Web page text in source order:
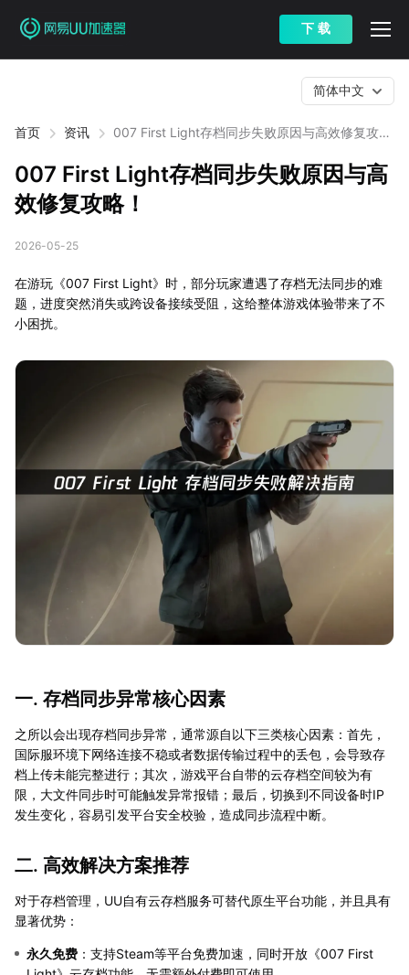
下 载
首页 资讯
007 First Light存档同步失败原因与高效修复攻
简体中文
007 First Light存档同步失败原因与高
效修复攻略！
2026-05-25
在游玩《007 First Light》时，部分玩家遭遇了存档无法同步的难
题，进度突然消失或跨设备接续受阻，这给整体游戏体验带来了不
小困扰。
一. 存档同步异常核心因素
之所以会出现存档同步异常，通常源自以下三类核心因素：首先，
国际服环境下网络连接不稳或者数据传输过程中的丢包，会导致存
档上传未能完整进行；其次，游戏平台自带的云存档空间较为有
限，大文件同步时可能触发异常报错；最后，切换到不同设备时IP
发生变化，容易引发平台安全校验，造成同步流程中断。
二. 高效解决方案推荐
对于存档管理，UU自有云存档服务可替代原生平台功能，并且具有
显著优势：
永久免费 ：支持Steam等平台免费加速，同时开放《007 First